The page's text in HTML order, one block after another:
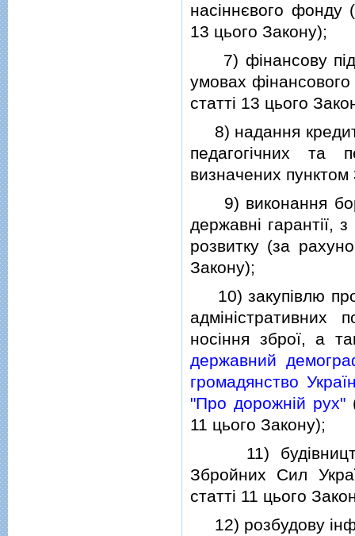
насiннєвого фонду
13 цього Закону);
7) фiнансову
умовах фiнансового
статтi 13 цього
8) надання
педагогiчних та
визначених
9) виконання
державнi гарантiї,
розвитку (за
Закону);
10) закупiвлю
адмiнiстративних
носiння зброї, а
державний
громадянство
"Про дорожнiй рух"
11 цього Закону);
11) будiвництво
Збройних Сил
статтi 11 цього
12) розбудову